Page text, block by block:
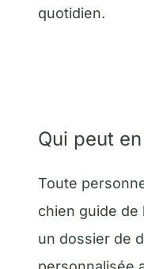
quotidien.
Qui peut
Toute
chien guide de
un dossier de